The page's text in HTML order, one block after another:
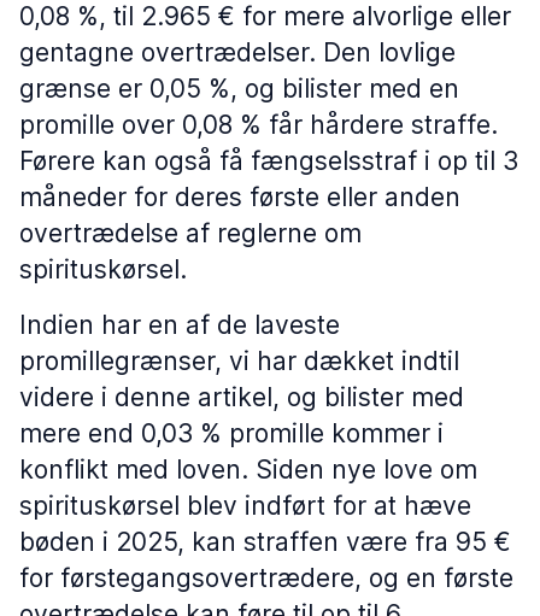
0,08 %, til 2.965 € for mere alvorlige eller
gentagne overtrædelser. Den lovlige
grænse er 0,05 %, og bilister med en
promille over 0,08 % får hårdere straffe.
Førere kan også få fængselsstraf i op til 3
måneder for deres første eller anden
overtrædelse af reglerne om
spirituskørsel.
Indien har en af de laveste
promillegrænser, vi har dækket indtil
videre i denne artikel, og bilister med
mere end 0,03 % promille kommer i
konflikt med loven. Siden nye love om
spirituskørsel blev indført for at hæve
bøden i 2025, kan straffen være fra 95 €
for førstegangsovertrædere, og en første